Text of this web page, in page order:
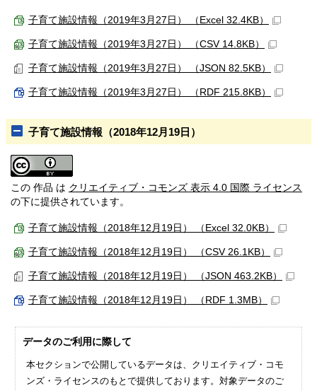
子育て施設情報（2019年3月27日） （Excel 32.4KB）
子育て施設情報（2019年3月27日） （CSV 14.8KB）
子育て施設情報（2019年3月27日） （JSON 82.5KB）
子育て施設情報（2019年3月27日） （RDF 215.8KB）
子育て施設情報（2018年12月19日）
この 作品 は クリエイティブ・コモンズ 表示 4.0 国際 ライセンス
の下に提供されています。
子育て施設情報（2018年12月19日） （Excel 32.0KB）
子育て施設情報（2018年12月19日） （CSV 26.1KB）
子育て施設情報（2018年12月19日） （JSON 463.2KB）
子育て施設情報（2018年12月19日） （RDF 1.3MB）
データのご利用に際して
本セクションで公開しているデータは、クリエイティブ・コモ
ンズ・ライセンスのもとで提供しております。対象データのご